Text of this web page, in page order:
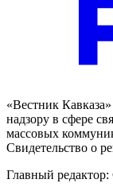
«Вестник
надзору в сфере
массовых
Свидетельство о
Главный